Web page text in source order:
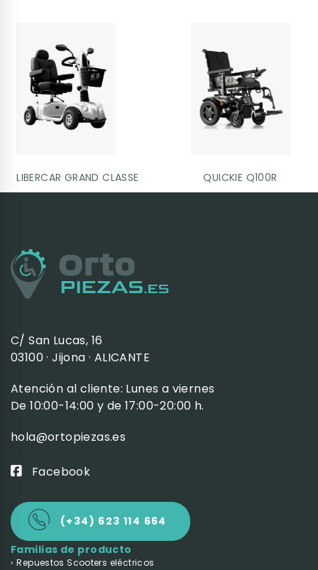
LIBERCAR GRAND CLASSE QUICKIE Q100R
C/ San Lucas, 16
03100 · Jijona · ALICANTE
Atención al cliente: Lunes a viernes
De 10:00-14:00 y de 17:00-20:00 h.
hola@ortopiezas.es
Facebook
(+34) 623 114 664
Familias de producto
Repuestos Scooters eléctricos